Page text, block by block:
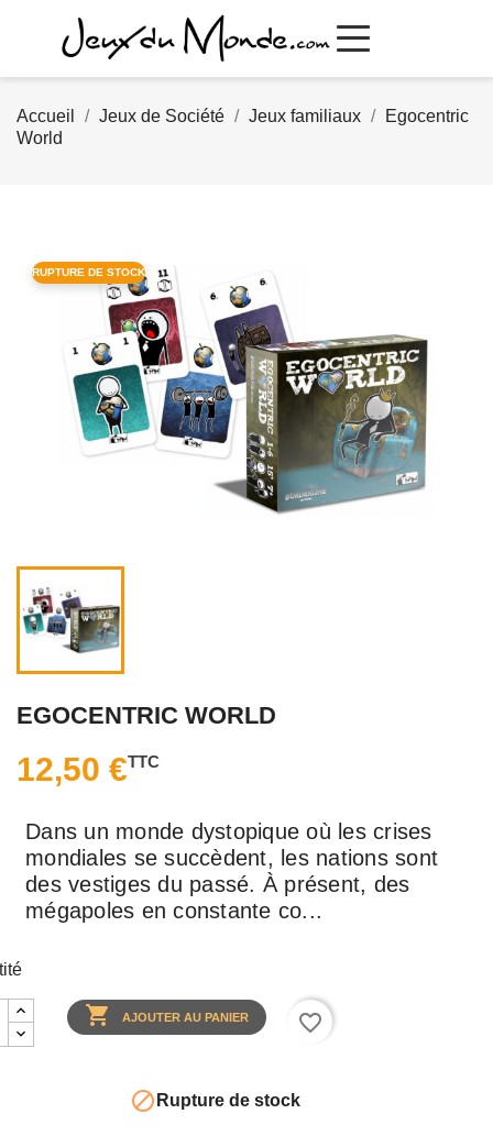
Accueil Jeux de Société Jeux familiaux
Egocentric
World
RUPTURE DE STOCK
EGOCENTRIC WORLD
12,50 €TTC
Dans un monde dys­to­pique où les crises
mon­diales se suc­cèdent, les nations sont
des ves­tiges du passé. À pré­sent, des
méga­poles en constante co...
 AJOUTER AU PANIER favorite_border
 Rupture de stock